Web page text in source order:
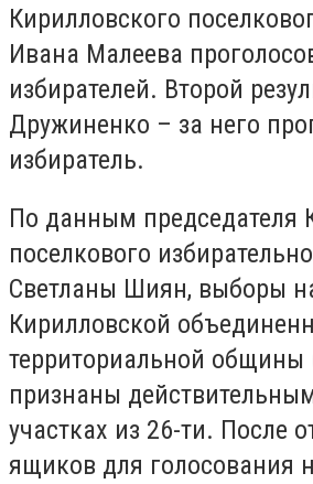
Кирилловского
Ивана Малеева
избирателей. Второй
Дружиненко – за него
избиратель.
По данным председателя
поселкового
Светланы Шиян, выборы
Кирилловской
территориальной общины
признаны
участках из 26-ти. После
ящиков для голосования